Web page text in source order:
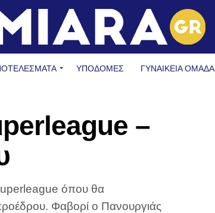
ΥΠΟΔΟΜΈΣ ΓΥΝΑΙΚΕΊΑ ΟΜΆΔΑ
–
όπου θα
Φαβορί ο Πανουργιάς